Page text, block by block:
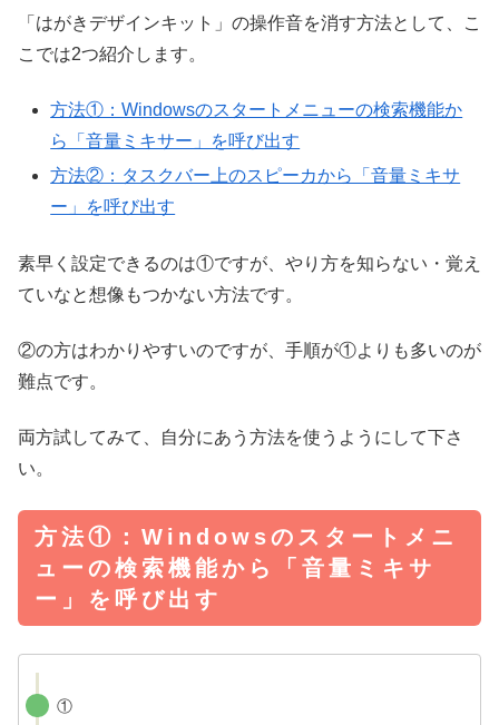
「はがきデザインキット」の操作音を消す方法として、こ
こでは2つ紹介します。
方法①：Windowsのスタートメニューの検索機能か
ら「音量ミキサー」を呼び出す
方法②：タスクバー上のスピーカから「音量ミキサ
ー」を呼び出す
素早く設定できるのは①ですが、やり方を知らない・覚え
ていなと想像もつかない方法です。
②の方はわかりやすいのですが、手順が①よりも多いのが
難点です。
両方試してみて、自分にあう方法を使うようにして下さ
い。
方法①：Windowsのスタートメニ
ューの検索機能から「音量ミキサ
ー」を呼び出す
①